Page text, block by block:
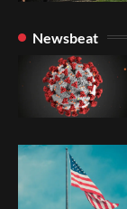
Newsbeat